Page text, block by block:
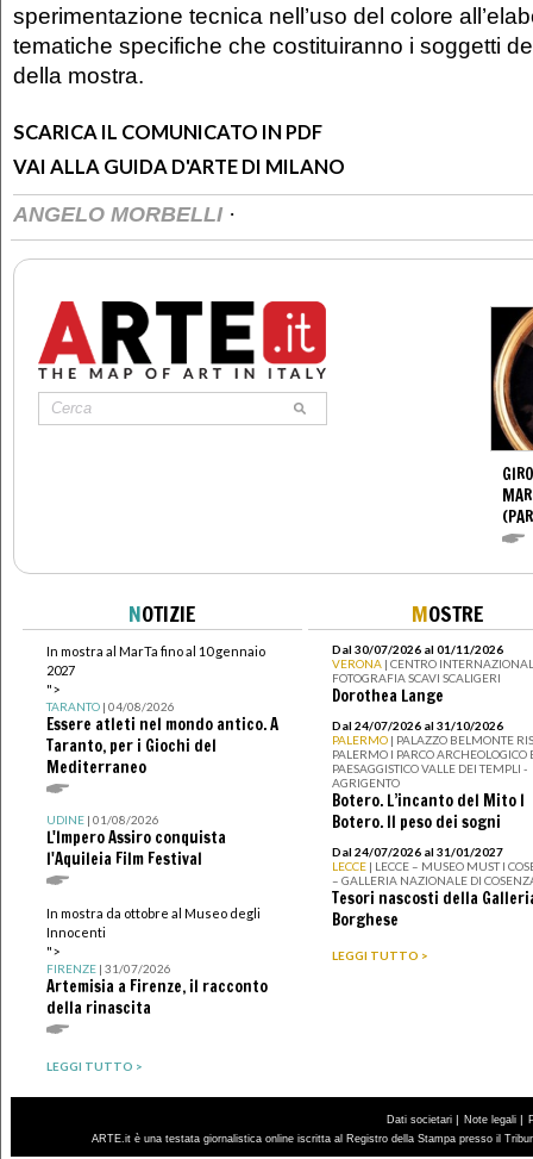
sperimentazione tecnica nell’uso del colore
tematiche specifiche che costituiranno i soggetti
della mostra.
SCARICA IL COMUNICATO IN PDF
VAI ALLA GUIDA D'ARTE DI MILANO
ANGELO MORBELLI ·
NOTIZIE
In mostra al MarTa fino al 10 gennaio
2027
">
TARANTO| 04/08/2026
Essere atleti nel mondo antico. A
Taranto, per i Giochi del
Mediterraneo
UDINE| 01/08/2026
L'Impero Assiro conquista
l'Aquileia Film Festival
In mostra da ottobre al Museo degli
Innocenti
">
FIRENZE| 31/07/2026
Artemisia a Firenze, il racconto
della rinascita
LEGGI TUTTO >
MOSTRE
Dal 30/07/2026 al 01/11/2026
VERONA | CENTRO
FOTOGRAFIA SCAVI SCALIGERI
Dorothea Lange
Dal 24/07/2026 al 31/10/2026
PALERMO | PALAZZO BELMONTE
PALERMO I PARCO ARCHEOLOGICO
PAESAGGISTICO VALLE DEI TEMPLI -
AGRIGENTO
Botero. L’incanto del Mito I
Botero. Il peso dei sogni
Dal 24/07/2026 al 31/01/2027
LECCE | LECCE – MUSEO MUST I
– GALLERIA NAZIONALE DI
Tesori nascosti della
Borghese
LEGGI TUTTO >
Dati societari | Note legali |
ARTE.it è una testata giornalistica online iscritta al Registro della Stampa presso il